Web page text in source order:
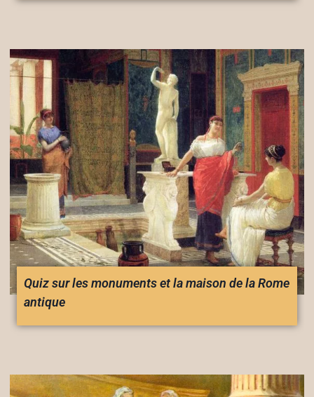
Quiz sur les monuments et la maison de la Rome
antique